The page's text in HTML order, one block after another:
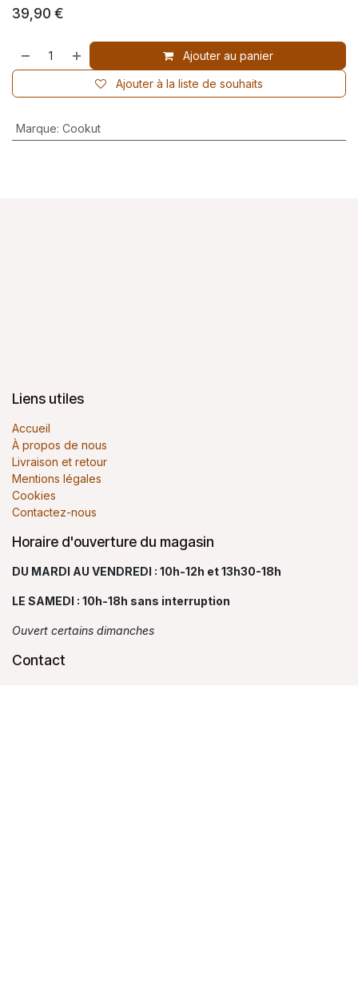
39,90 €
Ajouter au panier
Ajouter à la liste de souhaits
Marque: Cookut
Liens utiles
Accueil
À propos de nous
Livraison et retour
Mentions légales
Cookies
Contactez-nous
Horaire d'ouverture du magasin
DU MARDI AU VENDREDI : 10h-12h et 13h30-18h
LE SAMEDI : 10h-18h sans interruption
Ouvert certains dimanches
Contact